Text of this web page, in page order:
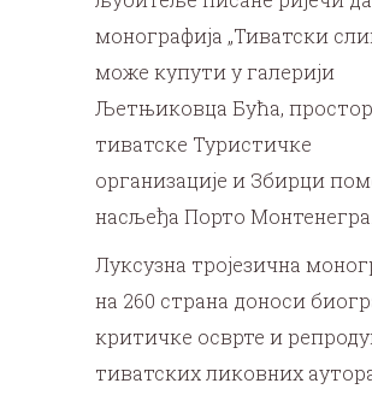
монографија „Тиватски
може купути у галерији
Љетњиковца Бућа,
тиватске Туристичке
организације и Збирци
насљеђа Порто Монтенегра.
Луксузна тројезична
на 260 страна доноси
критичке осврте и
тиватских ликовних